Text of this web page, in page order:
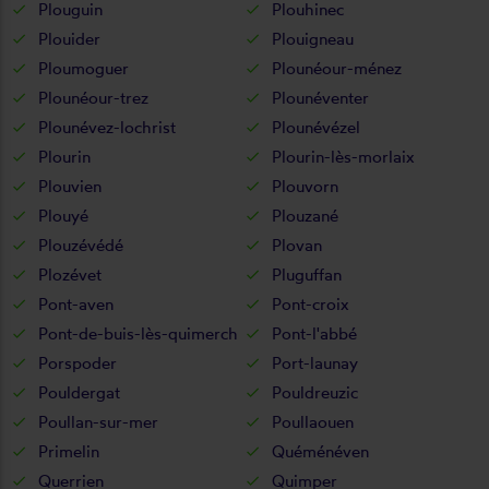
Plouguin
Plouhinec
Plouider
Plouigneau
Ploumoguer
Plounéour-ménez
Plounéour-trez
Plounéventer
Plounévez-lochrist
Plounévézel
Plourin
Plourin-lès-morlaix
Plouvien
Plouvorn
Plouyé
Plouzané
Plouzévédé
Plovan
Plozévet
Pluguffan
Pont-aven
Pont-croix
Pont-de-buis-lès-quimerch
Pont-l'abbé
Porspoder
Port-launay
Pouldergat
Pouldreuzic
Poullan-sur-mer
Poullaouen
Primelin
Quéménéven
Querrien
Quimper